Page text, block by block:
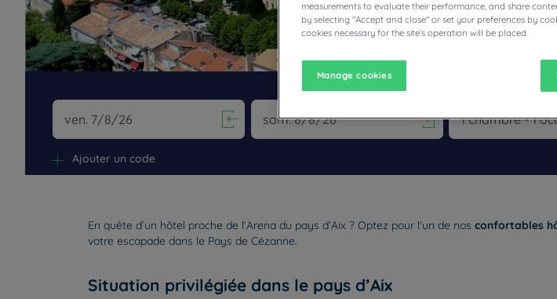
Ajouter un code
En quête d’un hôtel proche de l’Arena du pays d’Aix ? Optez pour l'un de nos confortables
votre escapade dans le Pays de Cézanne.
Situation privilégiée dans le pays d’Aix
measurements to evaluate their performance, and share
by selecting "Accept and close" or set your preferences by
cookies necessary for the site's operation will be placed.
Manage cookies